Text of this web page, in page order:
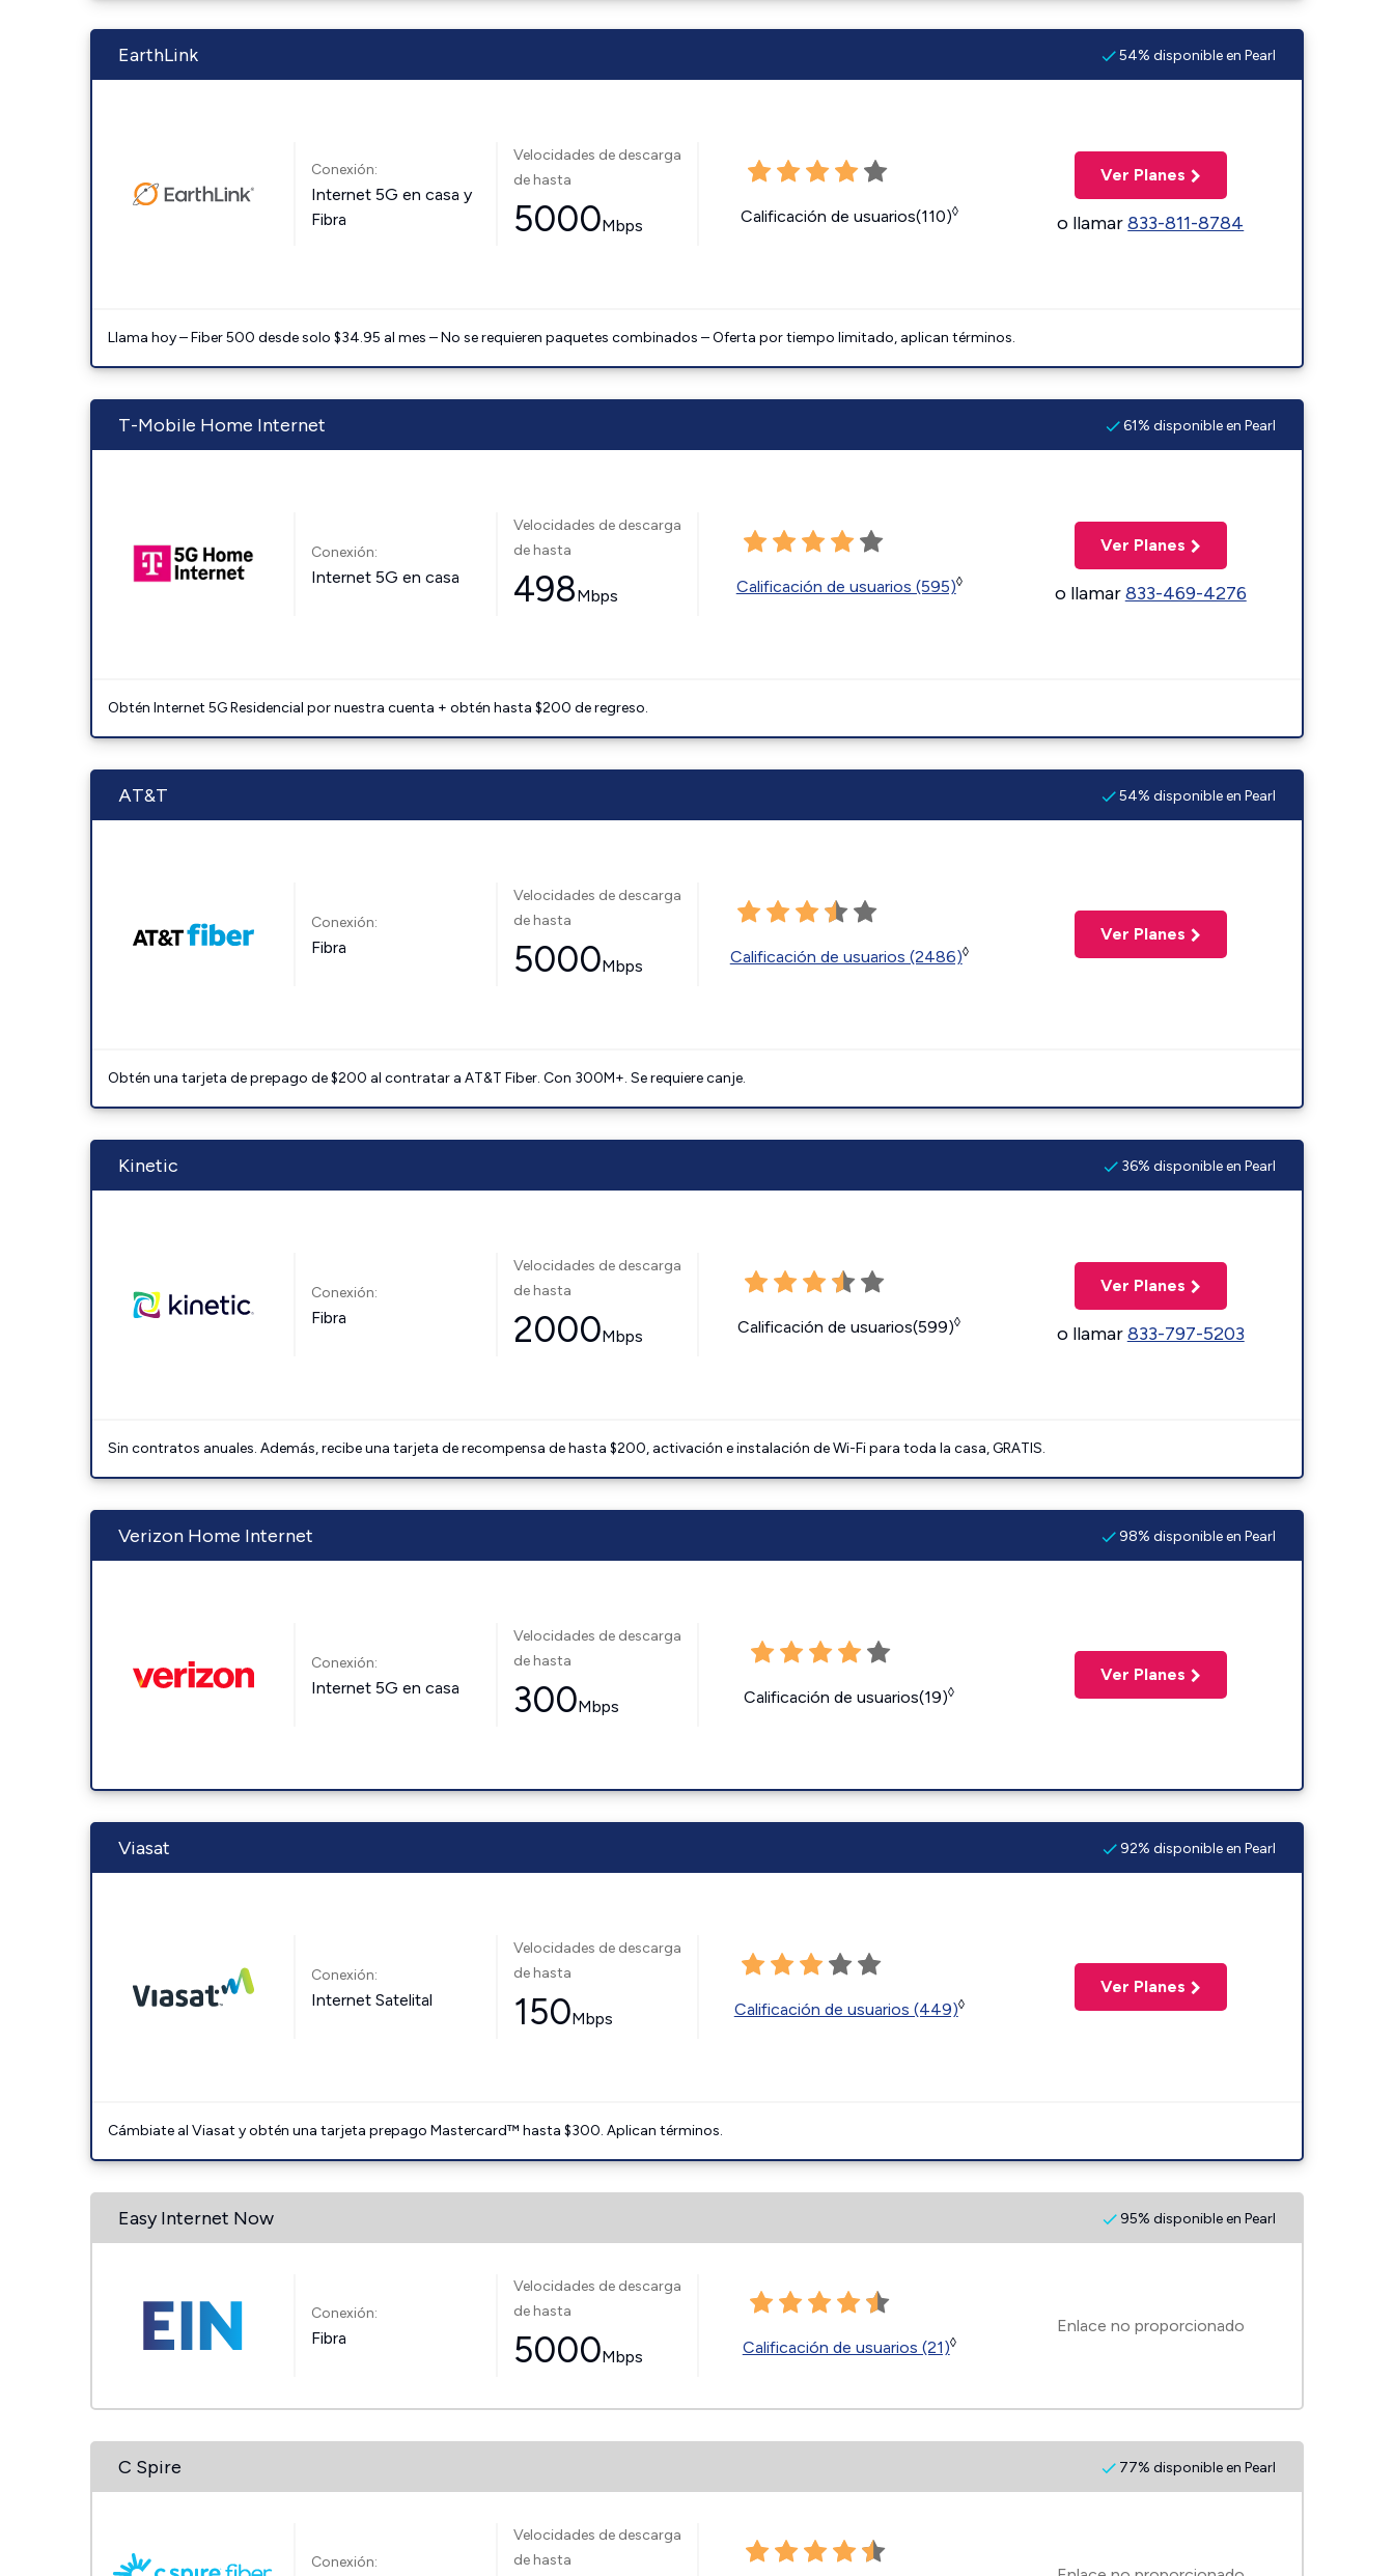
EarthLink 54% disponible en Pearl
Conexión:
Internet 5G en casa y
Fibra
Velocidades de descarga
de hasta
5000Mbps Calificación de usuarios(110)◊
Ver Planes
o llamar833-811-8784
Llama hoy – Fiber 500 desde solo $34.95 al mes – No se requieren paquetes combinados – Oferta por tiempo limitado, aplican términos.
T-Mobile Home Internet 61% disponible en Pearl
Conexión:
Internet 5G en casa
Velocidades de descarga
de hasta
498Mbps Calificación de usuarios (595)◊
Ver Planes
o llamar833-469-4276
Obtén Internet 5G Residencial por nuestra cuenta + obtén hasta $200 de regreso.
AT&T 54% disponible en Pearl
Conexión:
Fibra
Velocidades de descarga
de hasta
5000Mbps Calificación de usuarios (2486)◊
Ver Planes
Obtén una tarjeta de prepago de $200 al contratar a AT&T Fiber. Con 300M+. Se requiere canje.
Kinetic 36% disponible en Pearl
Conexión:
Fibra
Velocidades de descarga
de hasta
2000Mbps Calificación de usuarios(599)◊
Ver Planes
o llamar833-797-5203
Sin contratos anuales. Además, recibe una tarjeta de recompensa de hasta $200, activación e instalación de Wi-Fi para toda la casa, GRATIS.
Verizon Home Internet 98% disponible en Pearl
Conexión:
Internet 5G en casa
Velocidades de descarga
de hasta
300Mbps Calificación de usuarios(19)◊
Ver Planes
Viasat 92% disponible en Pearl
Conexión:
Internet Satelital
Velocidades de descarga
de hasta
150Mbps Calificación de usuarios (449)◊
Ver Planes
Cámbiate al Viasat y obtén una tarjeta prepago Mastercard™ hasta $300. Aplican términos.
Easy Internet Now 95% disponible en Pearl
Conexión:
Fibra
Velocidades de descarga
de hasta
5000Mbps Calificación de usuarios (21)◊
Enlace no proporcionado
C Spire 77% disponible en Pearl
Conexión:
Velocidades de descarga
de hasta